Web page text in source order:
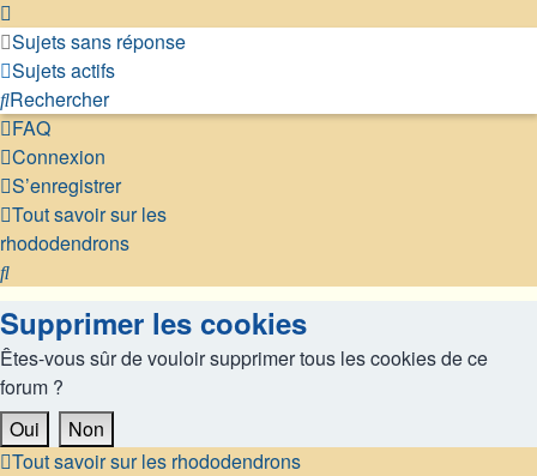
Sujets sans réponse
Sujets actifs
Rechercher
FAQ
Connexion
S’enregistrer
Tout savoir sur les
rhododendrons
Rechercher
Supprimer les cookies
Êtes-vous sûr de vouloir supprimer tous les cookies de ce
forum ?
Tout savoir sur les rhododendrons